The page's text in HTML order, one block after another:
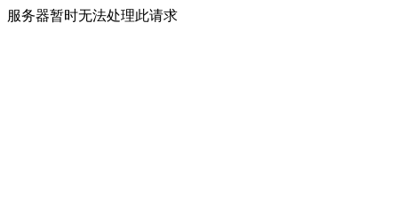
服务器暂时无法处理此请求